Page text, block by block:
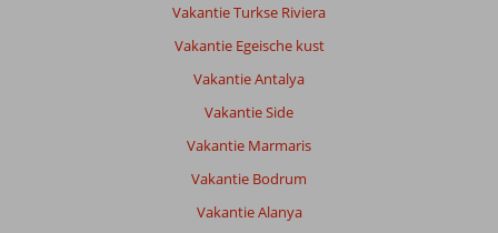
Vakantie Turkse Riviera
Vakantie Egeische kust
Vakantie Antalya
Vakantie Side
Vakantie Marmaris
Vakantie Bodrum
Vakantie Alanya